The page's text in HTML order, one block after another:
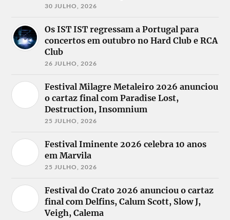
30 JULHO, 2026
Os IST IST regressam a Portugal para
concertos em outubro no Hard Club e RCA
Club
26 JULHO, 2026
Festival Milagre Metaleiro 2026 anunciou
o cartaz final com Paradise Lost,
Destruction, Insomnium
25 JULHO, 2026
Festival Iminente 2026 celebra 10 anos
em Marvila
25 JULHO, 2026
Festival do Crato 2026 anunciou o cartaz
final com Delfins, Calum Scott, Slow J,
Veigh, Calema